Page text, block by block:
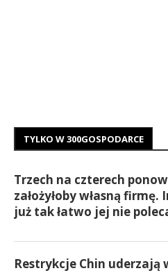
TYLKO W 300GOSPODARCE
Trzech na czterech
założyłoby własną firmę.
już tak łatwo jej nie
Restrykcje Chin uderzają